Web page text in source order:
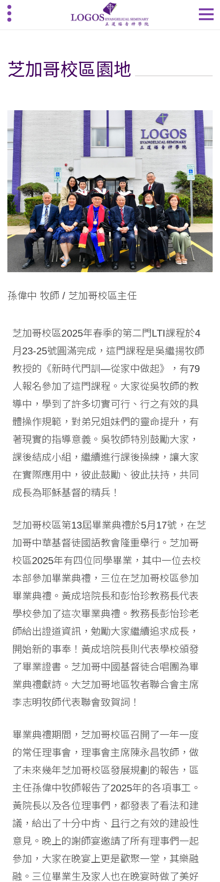
芝加哥校區園地
孫偉中 牧師 / 芝加哥校區主任
芝加哥校區2025年春季的第二門LTI課程於4
月23-25號圓滿完成，這門課程是吳繼揚牧師
教授的《新時代門訓—從家中做起》，有79
人報名參加了這門課程。大家從吳牧師的教
導中，學到了許多切實可行、行之有效的具
體操作規範，對弟兄姐妹們的靈命提升，有
著現實的指導意義。吳牧師特別鼓勵大家，
課後結成小組，繼續進行課後操練，讓大家
在實際應用中，彼此鼓勵、彼此扶持，共同
成長為耶穌基督的精兵！
芝加哥校區第13屆畢業典禮於5月17號，在芝
加哥中華基督徒國語教會隆重舉行。芝加哥
校區2025年有四位同學畢業，其中一位去校
本部參加畢業典禮，三位在芝加哥校區參加
畢業典禮。黃成培院長和彭怡珍教務長代表
學校參加了這次畢業典禮。教務長彭怡珍老
師給出證道資訊，勉勵大家繼續追求成長，
開始新的事奉！黃成培院長則代表學校頒發
了畢業證書。芝加哥中國基督徒合唱團為畢
業典禮獻詩。大芝加哥地區牧者聯合會主席
李志明牧師代表聯會致賀詞！
畢業典禮期間，芝加哥校區召開了一年一度
的常任理事會，理事會主席陳永昌牧師，做
了未來幾年芝加哥校區發展規劃的報告，區
主任孫偉中牧師報告了2025年的各項事工。
黃院長以及各位理事們，都發表了看法和建
議，給出了十分中肯、且行之有效的建設性
意見。晚上的謝師宴邀請了所有理事們一起
參加，大家在晚宴上更是歡聚一堂，其樂融
融。三位畢業生及家人也在晚宴時做了美好